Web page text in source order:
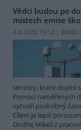
Vědci budou po
místech emise
3.8.2026 19:12 | BRNO (
senzory, které doplní
Pomocí naměřených
vytvoří podrobný
Cílem je lepší
Ondřej Mikeš z